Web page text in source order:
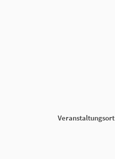
Veranstaltungsort